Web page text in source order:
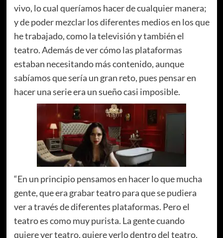
vivo, lo cual queríamos hacer de cualquier manera;
y de poder mezclar los diferentes medios en los que
he trabajado, como la televisión y también el
teatro. Además de ver cómo las plataformas
estaban necesitando más contenido, aunque
sabíamos que sería un gran reto, pues pensar en
hacer una serie era un sueño casi imposible.
“En un principio pensamos en hacer lo que mucha
gente, que era grabar teatro para que se pudiera
ver a través de diferentes plataformas. Pero el
teatro es como muy purista. La gente cuando
quiere ver teatro, quiere verlo dentro del teatro.